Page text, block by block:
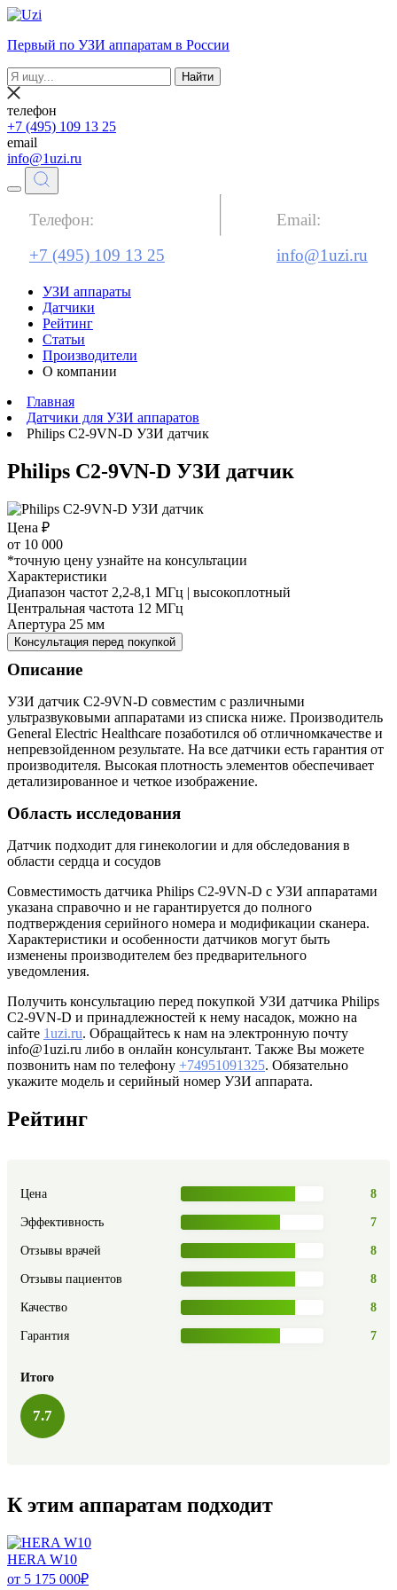
Первый по УЗИ аппаратам в России
Найти
телефон
+7 (495) 109 13 25
email
info@1uzi.ru
Телефон:
+7 (495) 109 13 25
Email:
info@1uzi.ru
УЗИ аппараты
Датчики
Рейтинг
Статьи
Производители
О компании
Главная
Датчики для УЗИ аппаратов
Philips C2‑9VN‑D УЗИ датчик
Philips C2‑9VN‑D УЗИ датчик
Цена ₽
от 10 000
*точную цену узнайте на консультации
Характеристики
Диапазон частот 2,2-8,1 МГц | высокоплотный
Центральная частота 12 МГц
Апертура 25 мм
Консультация перед покупкой
Описание
УЗИ датчик C2‑9VN‑D совместим с различными
ультразвуковыми аппаратами из списка ниже. Производитель
General Electric Healthcare позаботился об отличномкачестве и
непревзойденном результате. На все датчики есть гарантия от
производителя. Высокая плотность элементов обеспечивает
детализированное и четкое изображение.
Область исследования
Датчик подходит для гинекологии и для обследования в
области сердца и сосудов
Совместимость датчика Philips C2‑9VN‑D с УЗИ аппаратами
указана справочно и не гарантируется до полного
подтверждения серийного номера и модификации сканера.
Характеристики и особенности датчиков могут быть
изменены производителем без предварительного
уведомления.
Получить консультацию перед покупкой УЗИ датчика Philips
C2‑9VN‑D и принадлежностей к нему насадок, можно на
сайте 1uzi.ru. Обращайтесь к нам на электронную почту
info@1uzi.ru либо в онлайн консультант. Также Вы можете
позвонить нам по телефону +74951091325. Обязательно
укажите модель и серийный номер УЗИ аппарата.
Рейтинг
Цена 8
Эффективность 7
Отзывы врачей 8
Отзывы пациентов 8
Качество 8
Гарантия 7
Итого
7.7
К этим аппаратам подходит
HERA W10
от 5 175 000₽